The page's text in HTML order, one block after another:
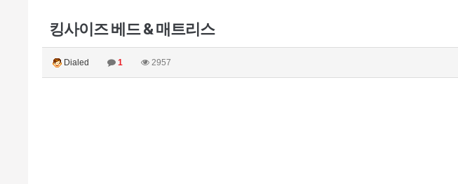
킹사이즈 베드 & 매트리스
Dialed 1 2957